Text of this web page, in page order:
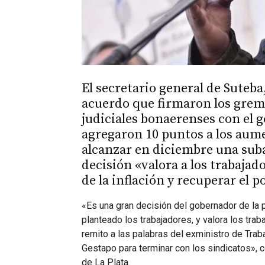
El secretario general de
acuerdo que firmaron los
judiciales bonaerenses con el
agregaron 10 puntos a los
alcanzar en diciembre una
decisión «valora a los
de la inflación y recuperar el
«Es una gran decisión del gobernador de
planteado los trabajadores, y valora los
remito a las palabras del exministro de
Gestapo para terminar con los sindicatos»,
de La Plata.